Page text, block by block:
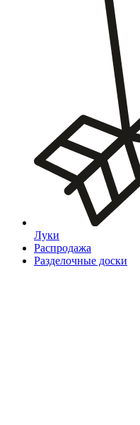
Луки
Распродажа
Разделочные доски